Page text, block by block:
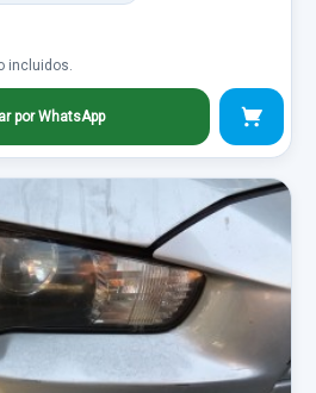
incluidos.
por WhatsApp